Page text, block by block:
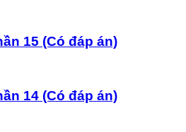
15 (Có đáp án)
14 (Có đáp án)